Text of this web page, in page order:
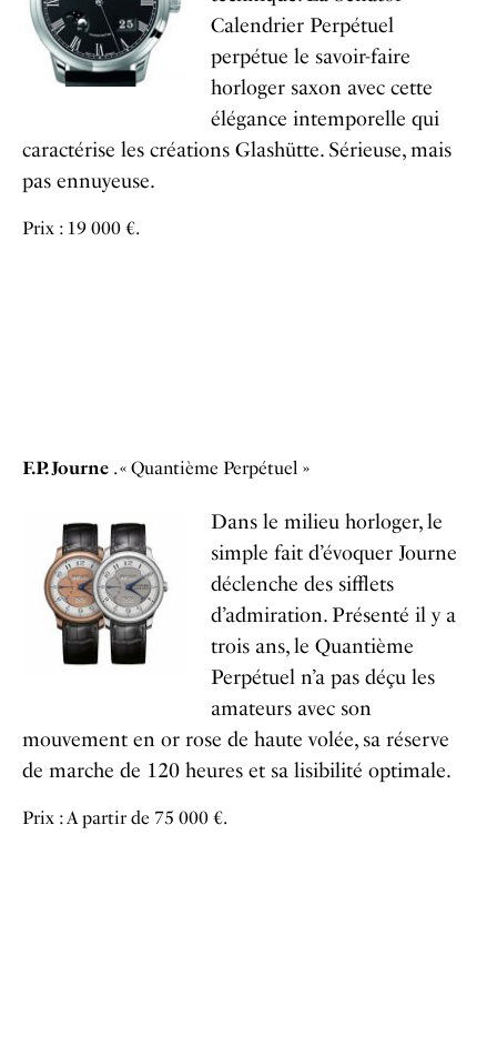
Calendrier Perpétuel
perpétue le savoir-faire
horloger saxon avec cette
élégance intemporelle qui
caractérise les créations Glashütte. Sérieuse, mais
pas ennuyeuse.
Prix : 19 000 €.
F.P. Journe . « Quantième Perpétuel »
Dans le milieu horloger, le
simple fait d’évoquer Journe
déclenche des sifflets
d’admiration. Présenté il y a
trois ans, le Quantième
Perpétuel n’a pas déçu les
amateurs avec son
mouvement en or rose de haute volée, sa réserve
de marche de 120 heures et sa lisibilité optimale.
Prix : A partir de 75 000 €.